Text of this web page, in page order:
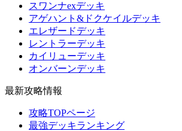
スワンナexデッキ
アゲハント&ドクケイルデッキ
エレザードデッキ
レントラーデッキ
カイリューデッキ
オンバーンデッキ
最新攻略情報
攻略TOPページ
最強デッキランキング